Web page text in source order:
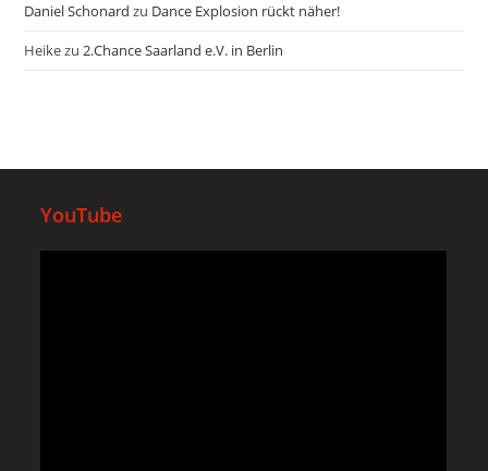
Daniel Schonard zu Dance Explosion rückt näher!
Heikezu2.Chance Saarland e.V. in Berlin
YouTube